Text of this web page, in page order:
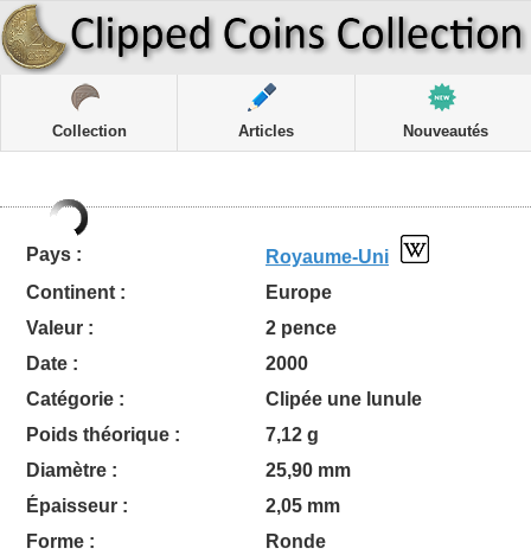
Collection Articles Nouveautés
Pays :
Royaume-Uni
Continent :
Europe
Valeur :
2 pence
Date :
2000
Catégorie :
Clipée une lunule
Poids théorique :
7,12 g
Diamètre :
25,90 mm
Épaisseur :
2,05 mm
Forme :
Ronde